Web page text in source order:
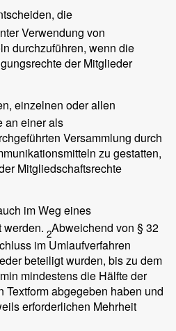
die
Verwendung von
durchzuführen, wenn die
der Mitglieder
einzelnen oder allen
an einer als
Versammlung durch
zu gestatten,
Mitgliedschaftsrechte
im Weg eines
werden. 2Abweichend von § 32
im Umlaufverfahren
beteiligt wurden, bis zu dem
mindestens die Hälfte der
Textform abgegeben haben und
erforderlichen Mehrheit